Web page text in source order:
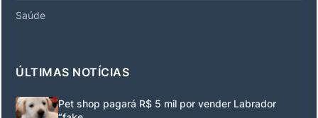
Saúde
ÚLTIMAS NOTÍCIAS
Pet shop pagará R$ 5 mil por vender Labrador